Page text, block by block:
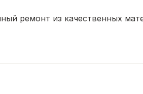
ремонт из качественных
кафеле, ванная со